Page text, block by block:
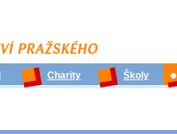
Charity Školy